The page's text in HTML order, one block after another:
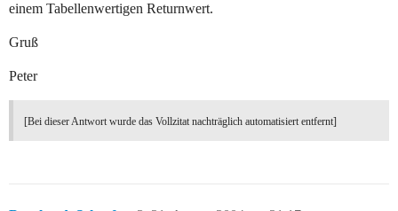
einem Tabellenwertigen Returnwert.
Gruß
Peter
[Bei dieser Antwort wurde das Vollzitat nachträglich automatisiert entfernt]